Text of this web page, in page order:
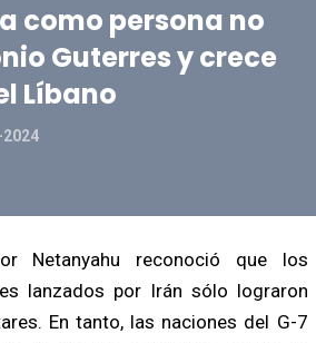
como persona no
Guterres y crece
Líbano
Netanyahu reconoció que los
lanzados por Irán sólo lograron
En tanto, las naciones del G-7